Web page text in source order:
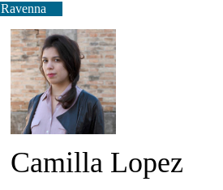
Ravenna
Camilla Lopez